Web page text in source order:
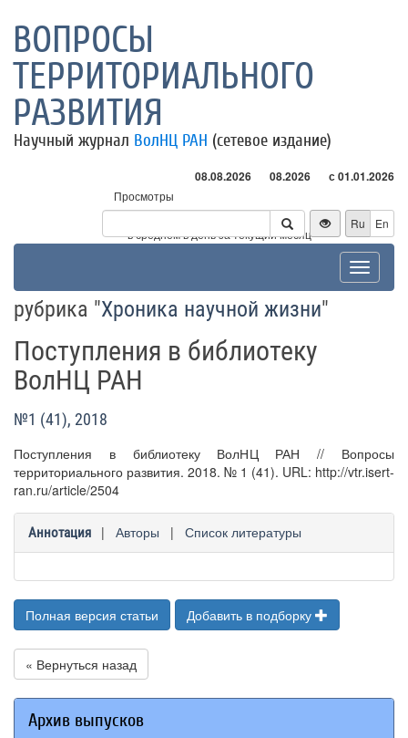
ВОПРОСЫ
ТЕРРИТОРИАЛЬНОГО
РАЗВИТИЯ
Научный журнал ВолНЦ РАН (сетевое издание)
08.08.2026 08.2026 с 01.01.2026
Просмотры
Посетители
* - в среднем в день за текущий месяц
Ru En
Toggle
рубрика "Хроника научной жизни"
Поступления в библиотеку
ВолНЦ РАН
№1 (41), 2018
Поступления в библиотеку ВолНЦ РАН // Вопросы
территориального развития. 2018. № 1 (41). URL: http://vtr.isert-
ran.ru/article/2504
Аннотация | Авторы | Список литературы
Полная версия статьи Добавить в подборку
« Вернуться назад
Архив выпусков